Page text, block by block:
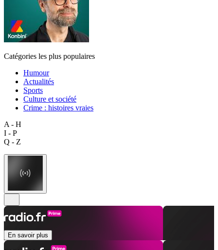
Catégories les plus populaires
Humour
Actualités
Sports
Culture et société
Crime : histoires vraies
A - H
I - P
Q - Z
En savoir plus